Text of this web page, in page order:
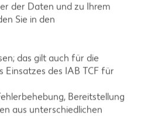
für das Rezept
der Daten und zu Ihrem
Sie in den
das gilt auch für die
des IAB TCF für
Bereitstellung
aus unterschiedlichen